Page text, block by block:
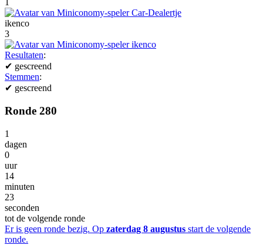
ikenco
3
Resultaten:
✔ gescreend
Stemmen:
✔ gescreend
Ronde 280
1
dagen
0
uur
14
minuten
23
seconden
tot de volgende ronde
Er is geen ronde bezig. Op zaterdag 8 augustus start de volgende
ronde.